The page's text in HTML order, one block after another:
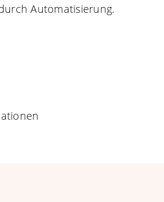
Automatisierung.